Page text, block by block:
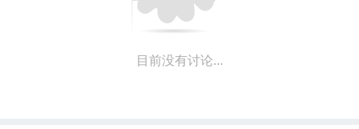
目前没有讨论…